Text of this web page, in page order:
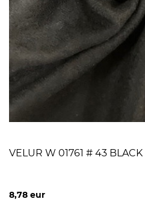
VELUR W 01761 # 43 BLACK
8,78 eur